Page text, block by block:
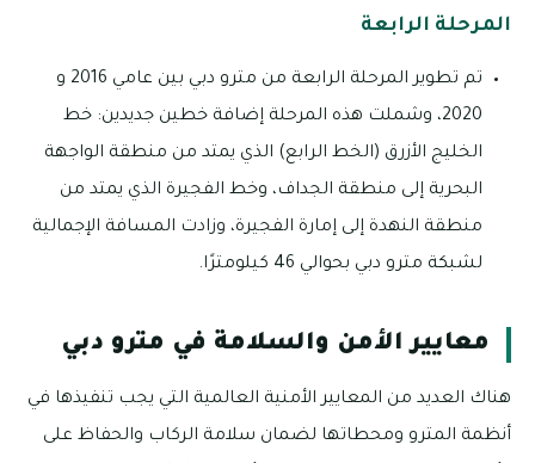
المرحلة الرابعة
تم تطوير المرحلة الرابعة من مترو دبي بين عامي 2016 و
2020، وشملت هذه المرحلة إضافة خطين جديدين: خط
الخليج الأزرق (الخط الرابع) الذي يمتد من منطقة الواجهة
البحرية إلى منطقة الجداف، وخط الفجيرة الذي يمتد من
منطقة النهدة إلى إمارة الفجيرة، وزادت المسافة الإجمالية
لشبكة مترو دبي بحوالي 46 كيلومترًا.
معايير الأمن والسلامة في مترو دبي
هناك العديد من المعايير الأمنية العالمية التي يجب تنفيذها في
أنظمة المترو ومحطاتها لضمان سلامة الركاب والحفاظ على